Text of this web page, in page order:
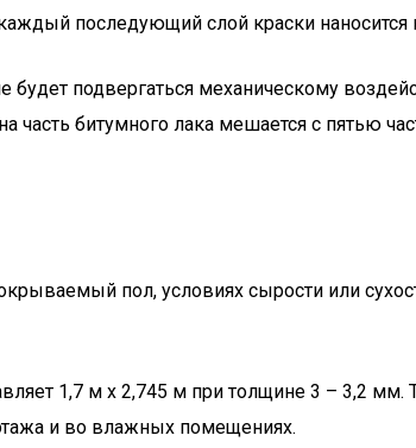
последующий слой краски
подвергаться механическому
часть битумного лака мешается с пятью
пол, условиях сырости или
1,7 м х 2,745 м при толщине 3 – 3,2
и во влажных помещениях.